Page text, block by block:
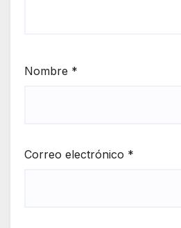
Nombre *
Correo electrónico *